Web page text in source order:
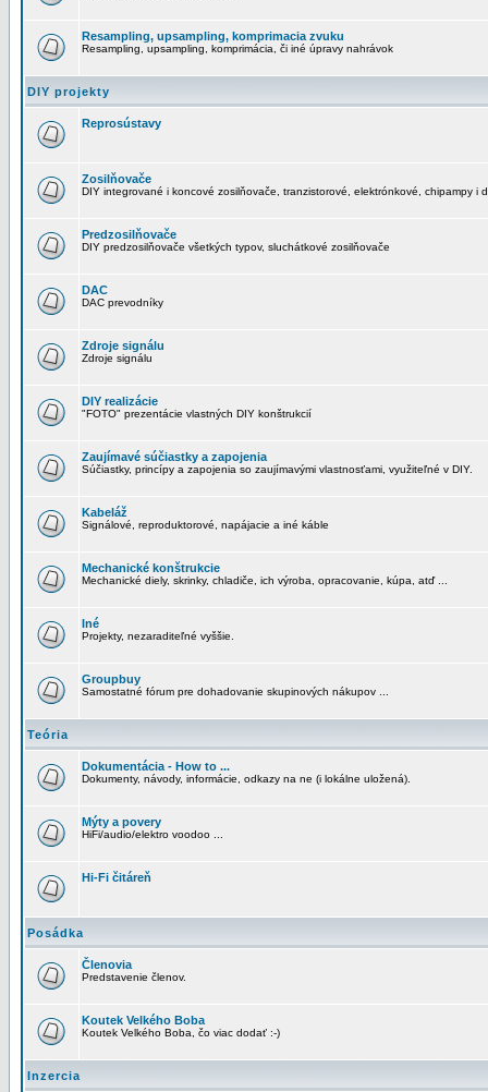
Resampling, upsampling, komprimacia zvuku
Resampling, upsampling, komprimácia, či iné úpravy nahrávok
DIY projekty
Reprosústavy
Zosilňovače
DIY integrované i koncové zosilňovače, tranzistorové, elektrónkové, chipampy i
Predzosilňovače
DIY predzosilňovače všetkých typov, sluchátkové zosilňovače
DAC
DAC prevodníky
Zdroje signálu
Zdroje signálu
DIY realizácie
"FOTO" prezentácie vlastných DIY konštrukcií
Zaujímavé súčiastky a zapojenia
Súčiastky, princípy a zapojenia so zaujímavými vlastnosťami, využiteľné v DIY.
Kabeláž
Signálové, reproduktorové, napájacie a iné káble
Mechanické konštrukcie
Mechanické diely, skrinky, chladiče, ich výroba, opracovanie, kúpa, atď ...
Iné
Projekty, nezaraditeľné vyššie.
Groupbuy
Samostatné fórum pre dohadovanie skupinových nákupov ...
Teória
Dokumentácia - How to ...
Dokumenty, návody, informácie, odkazy na ne (i lokálne uložená).
Mýty a povery
HiFi/audio/elektro voodoo ...
Hi-Fi čitáreň
Posádka
Členovia
Predstavenie členov.
Koutek Velkého Boba
Koutek Velkého Boba, čo viac dodať :-)
Inzercia